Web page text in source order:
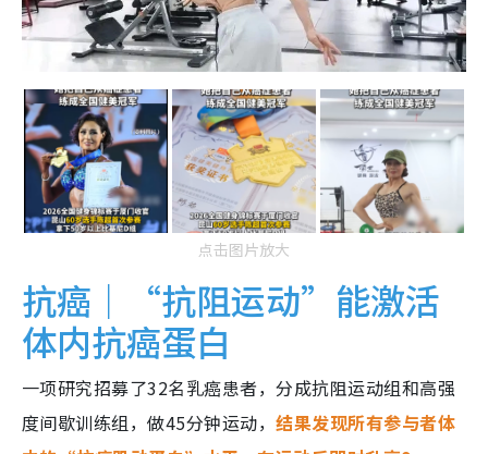
点击图片放大
抗癌｜“抗阻运动”能激活
体内抗癌蛋白
一项研究招募了32名乳癌患者，分成抗阻运动组和高强
度间歇训练组，做45分钟运动，结果发现所有参与者体